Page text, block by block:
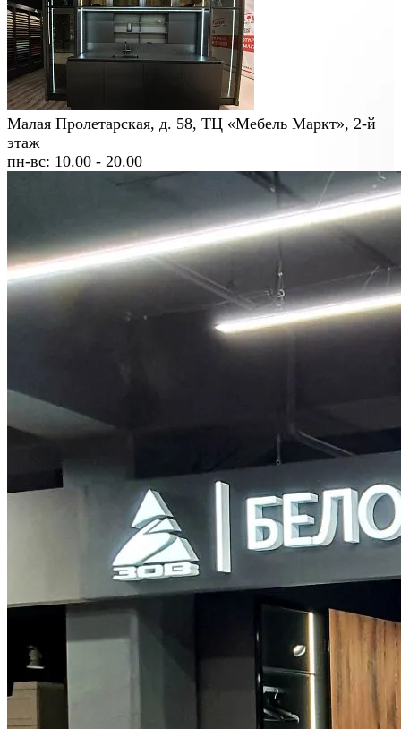
Малая Пролетарская, д. 58, ТЦ «Мебель Маркт», 2-й
этаж
пн-вс: 10.00 - 20.00